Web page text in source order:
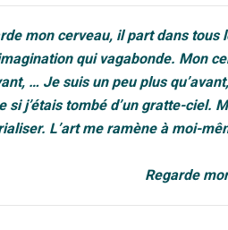
mon cerveau, il part dans
qui vagabonde. Mon
… Je suis un peu plus
si j’étais tombé d’un gratte-ciel.
L’art me ramène à moi-
Regarde